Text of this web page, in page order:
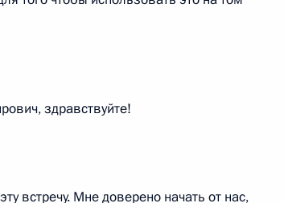
здравствуйте!
встречу. Мне доверено начать от нас,